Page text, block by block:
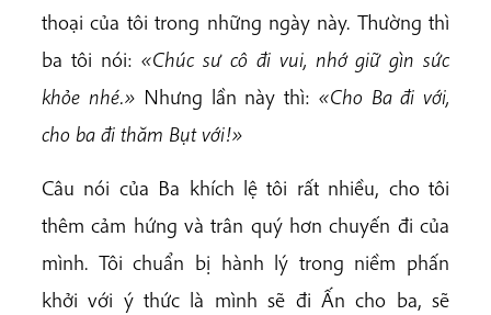
thoại của tôi trong những ngày này. Thường thì
ba tôi nói: «Chúc sư cô đi vui, nhớ giữ gìn sức
khỏe nhé.» Nhưng lần này thì: «Cho Ba đi với,
cho ba đi thăm Bụt với!»
Câu nói của Ba khích lệ tôi rất nhiều, cho tôi
thêm cảm hứng và trân quý hơn chuyến đi của
mình. Tôi chuẩn bị hành lý trong niềm phấn
khởi với ý thức là mình sẽ đi Ấn cho ba, sẽ